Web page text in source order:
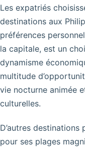
Les expatriés
destinations aux
préférences
la capitale, est un
dynamisme
multitude
vie nocturne animée
culturelles.
D’autres destinations
pour ses plages